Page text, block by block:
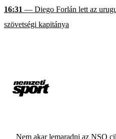
16:31 — Diego Forlán lett az
szövetségi kapitánya
Nem akar lemaradni az NSO